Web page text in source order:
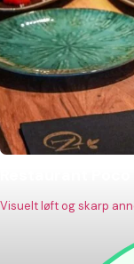
Visuelt løft og skarp